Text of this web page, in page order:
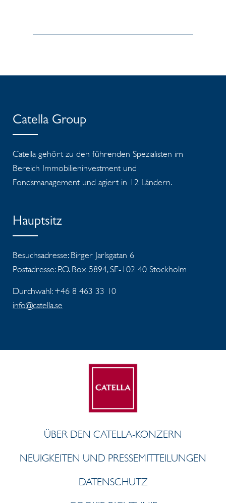
Catella Group
Catella gehört zu den führenden Spezialisten im
Bereich Immobilieninvestment und
Fondsmanagement und agiert in 12 Ländern.
Hauptsitz
Besuchsadresse: Birger Jarlsgatan 6
Postadresse: P.O. Box 5894, SE-102 40 Stockholm
Durchwahl: +46 8 463 33 10
info@catella.se
ÜBER DEN CATELLA-KONZERN
NEUIGKEITEN UND PRESSEMITTEILUNGEN
DATENSCHUTZ